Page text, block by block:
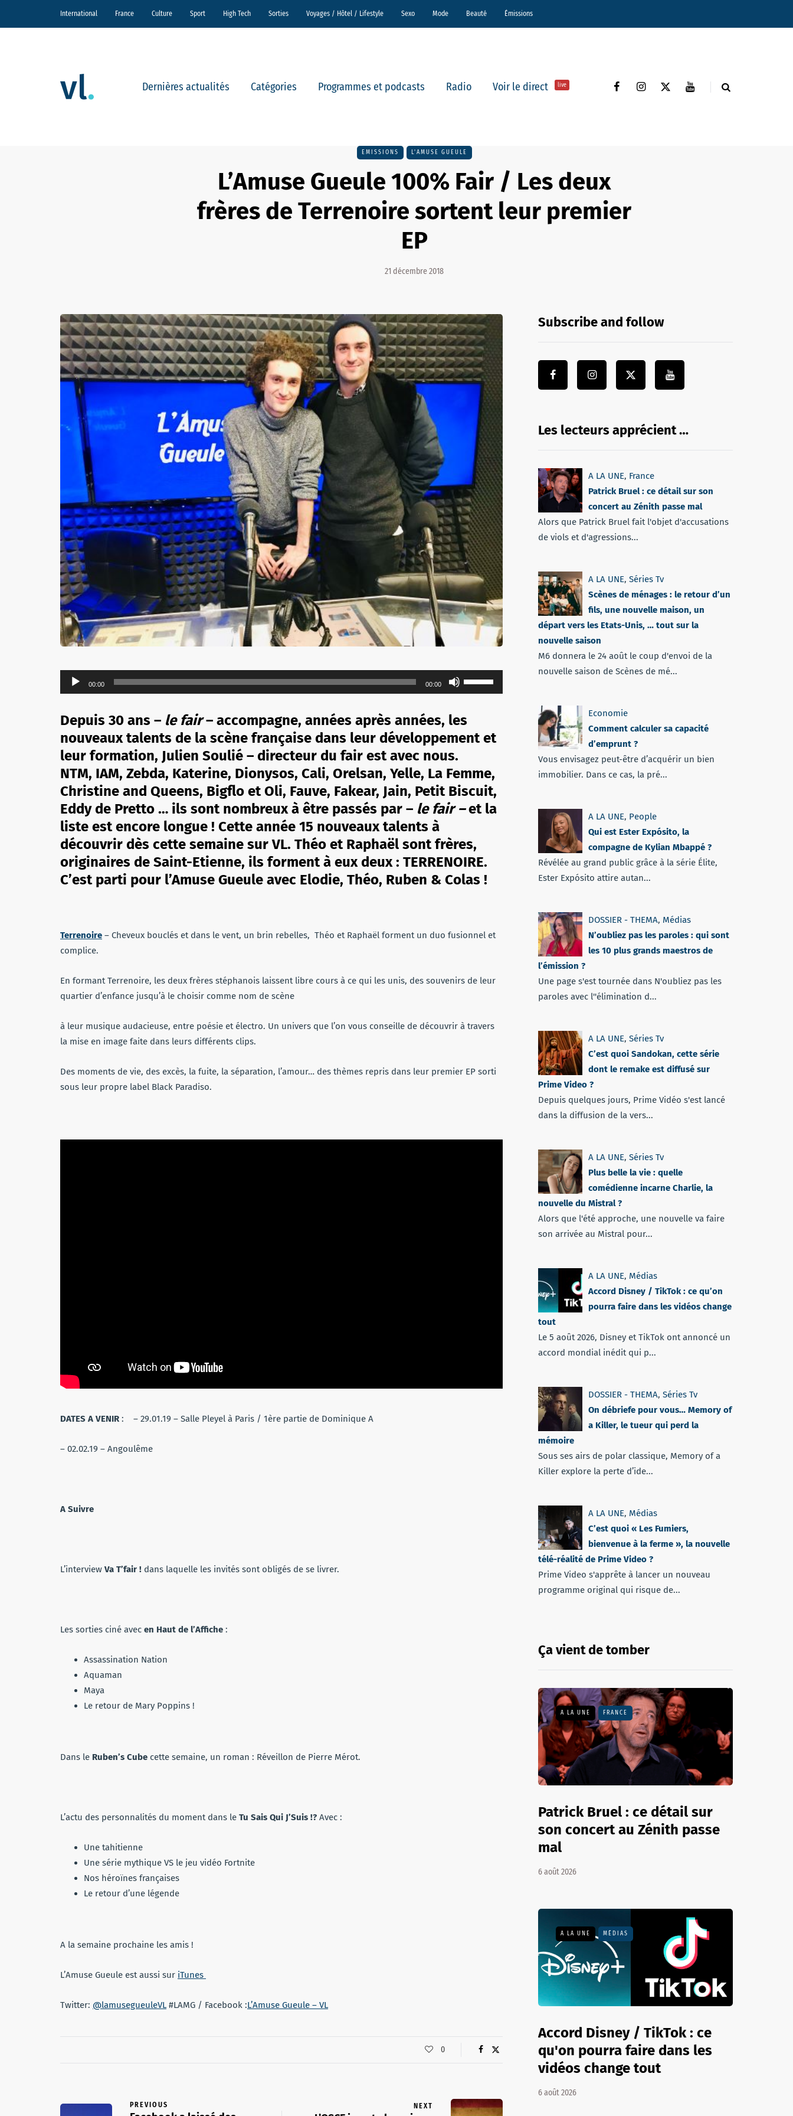
International France Culture Sport High Tech Sorties Voyages / Hôtel / Lifestyle Sexo Mode Beauté Émissions
Dernières actualités Catégories Programmes et podcasts Radio Voir le direct live
EMISSIONS L'AMUSE GUEULE
L’Amuse Gueule 100% Fair / Les deux
frères de Terrenoire sortent leur premier
EP
21 décembre 2018
Lecteur
audio
00:00 00:00
les
haut/bas
pour
ou
diminuer
volume.
Depuis 30 ans – le fair– accompagne, années après années, les
nouveaux talents de la scène française dans leur développement et
leur formation, Julien Soulié – directeur du fair est avec nous.
NTM, IAM, Zebda, Katerine, Dionysos, Cali, Orelsan, Yelle, La Femme,
Christine and Queens, Bigflo et Oli, Fauve, Fakear, Jain, Petit Biscuit,
Eddy de Pretto … ils sont nombreux à être passés par – le fair –et la
liste est encore longue ! Cette année 15 nouveaux talents à
découvrir dès cette semaine sur VL. Théo et Raphaël sont frères,
originaires de Saint-Etienne, ils forment à eux deux : TERRENOIRE.
C’est parti pour l’Amuse Gueule avec Elodie, Théo, Ruben & Colas !
Terrenoire – Cheveux bouclés et dans le vent, un brin rebelles, Théo et Raphaël forment un duo fusionnel et
complice.
En formant Terrenoire, les deux frères stéphanois laissent libre cours à ce qui les unis, des souvenirs de leur
quartier d’enfance jusqu’à le choisir comme nom de scène
à leur musique audacieuse, entre poésie et électro. Un univers que l’on vous conseille de découvrir à travers
la mise en image faite dans leurs différents clips.
Des moments de vie, des excès, la fuite, la séparation, l’amour… des thèmes repris dans leur premier EP sorti
sous leur propre label Black Paradiso.
DATES A VENIR : – 29.01.19 – Salle Pleyel à Paris / 1ère partie de Dominique A
– 02.02.19 – Angoulême
A Suivre
L’interview Va T’fair ! dans laquelle les invités sont obligés de se livrer.
Les sorties ciné avec en Haut de l’Affiche :
Assassination Nation
Aquaman
Maya
Le retour de Mary Poppins !
Dans le Ruben’s Cube cette semaine, un roman : Réveillon de Pierre Mérot.
L’actu des personnalités du moment dans le Tu Sais Qui J’Suis !? Avec :
Une tahitienne
Une série mythique VS le jeu vidéo Fortnite
Nos héroïnes françaises
Le retour d’une légende
A la semaine prochaine les amis !
L’Amuse Gueule est aussi sur iTunes
Twitter: @lamusegueuleVL #LAMG / Facebook :L’Amuse Gueule – VL
0
PREVIOUS NEXT
Subscribe and follow
Les lecteurs apprécient …
A LA UNE, France
Patrick Bruel : ce détail sur son
concert au Zénith passe mal
Alors que Patrick Bruel fait l'objet d'accusations
de viols et d'agressions...
A LA UNE, Séries Tv
Scènes de ménages : le retour d’un
fils, une nouvelle maison, un
départ vers les Etats-Unis, … tout sur la
nouvelle saison
M6 donnera le 24 août le coup d'envoi de la
nouvelle saison de Scènes de mé...
Economie
Comment calculer sa capacité
d’emprunt ?
Vous envisagez peut-être d’acquérir un bien
immobilier. Dans ce cas, la pré...
A LA UNE, People
Qui est Ester Expósito, la
compagne de Kylian Mbappé ?
Révélée au grand public grâce à la série Élite,
Ester Expósito attire autan...
DOSSIER - THEMA, Médias
N’oubliez pas les paroles : qui sont
les 10 plus grands maestros de
l’émission ?
Une page s'est tournée dans N'oubliez pas les
paroles avec l''élimination d...
A LA UNE, Séries Tv
C’est quoi Sandokan, cette série
dont le remake est diffusé sur
Prime Video ?
Depuis quelques jours, Prime Vidéo s'est lancé
dans la diffusion de la vers...
A LA UNE, Séries Tv
Plus belle la vie : quelle
comédienne incarne Charlie, la
nouvelle du Mistral ?
Alors que l'été approche, une nouvelle va faire
son arrivée au Mistral pour...
A LA UNE, Médias
Accord Disney / TikTok : ce qu’on
pourra faire dans les vidéos change
tout
Le 5 août 2026, Disney et TikTok ont annoncé un
accord mondial inédit qui p...
DOSSIER - THEMA, Séries Tv
On débriefe pour vous… Memory of
a Killer, le tueur qui perd la
mémoire
Sous ses airs de polar classique, Memory of a
Killer explore la perte d’ide...
A LA UNE, Médias
C’est quoi « Les Fumiers,
bienvenue à la ferme », la nouvelle
télé-réalité de Prime Video ?
Prime Video s'apprête à lancer un nouveau
programme original qui risque de...
Ça vient de tomber
A LA UNE FRANCE
Patrick Bruel : ce détail sur
son concert au Zénith passe
mal
6 août 2026
A LA UNE MÉDIAS
Accord Disney / TikTok : ce
qu'on pourra faire dans les
vidéos change tout
6 août 2026